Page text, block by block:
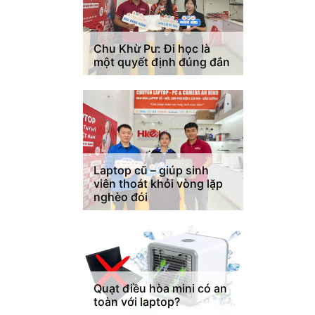
Chu Khừ Pư: Đi học là
một quyết định đúng đắn
Laptop cũ – giúp sinh
viên thoát khỏi vòng lặp
nghèo đói
Quạt điều hòa mini có an
toàn với laptop?